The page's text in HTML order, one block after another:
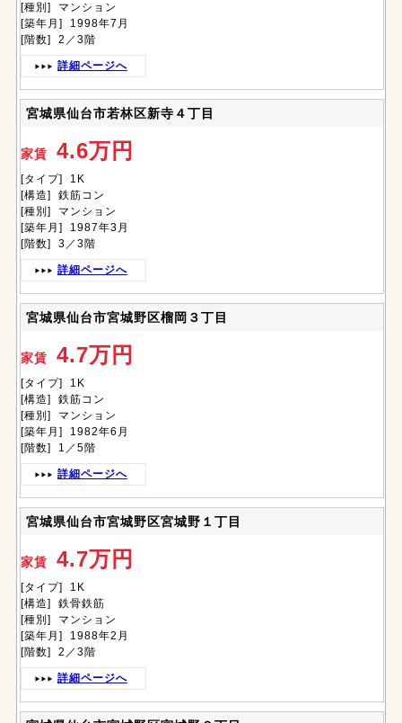
[種別] マンション
[築年月] 1998年7月
[階数] 2／3階
詳細ページへ
宮城県仙台市若林区新寺４丁目
家賃 4.6万円
[タイプ] 1K
[構造] 鉄筋コン
[種別] マンション
[築年月] 1987年3月
[階数] 3／3階
詳細ページへ
宮城県仙台市宮城野区榴岡３丁目
家賃 4.7万円
[タイプ] 1K
[構造] 鉄筋コン
[種別] マンション
[築年月] 1982年6月
[階数] 1／5階
詳細ページへ
宮城県仙台市宮城野区宮城野１丁目
家賃 4.7万円
[タイプ] 1K
[構造] 鉄骨鉄筋
[種別] マンション
[築年月] 1988年2月
[階数] 2／3階
詳細ページへ